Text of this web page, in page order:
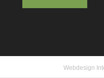
Webdesign